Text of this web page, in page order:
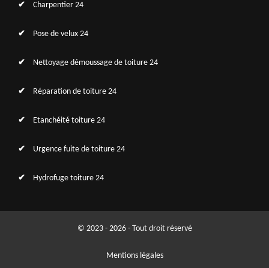
Charpentier 24
Pose de velux 24
Nettoyage démoussage de toiture 24
Réparation de toiture 24
Etanchéité toiture 24
Urgence fuite de toiture 24
Hydrofuge toiture 24
© 2023 - 2026 - Tout droit réservé
Mentions légales